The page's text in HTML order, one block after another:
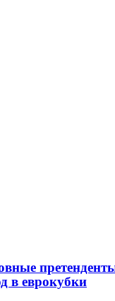
в еврокубки